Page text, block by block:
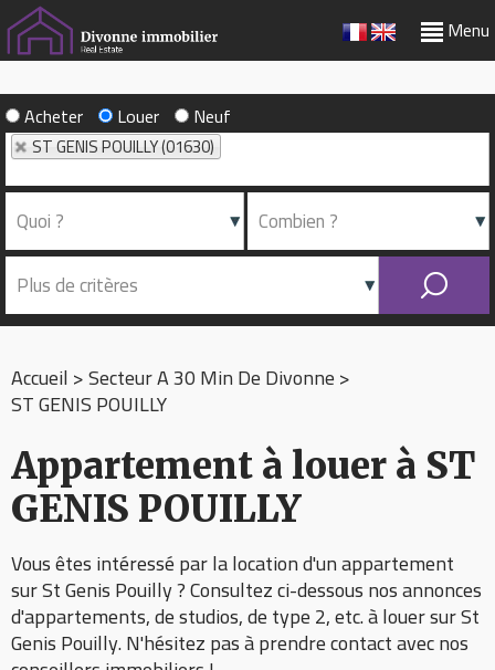
Menu
Acheter Louer Neuf
ST GENIS POUILLY (01630)
Accueil>Secteur A 30 Min De Divonne>
ST GENIS POUILLY
Appartement à louer à ST
GENIS POUILLY
Vous êtes intéressé par la location d'un appartement
sur St Genis Pouilly ? Consultez ci-dessous nos annonces
d'appartements, de studios, de type 2, etc. à louer sur St
Genis Pouilly. N'hésitez pas à prendre contact avec nos